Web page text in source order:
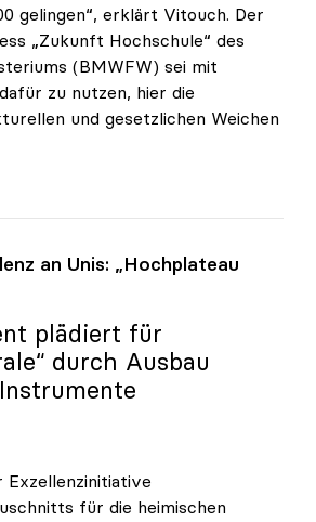
gelingen“, erklärt Vitouch. Der
„Zukunft Hochschule“ des
(BMWFW) sei mit
zu nutzen, hier die
und gesetzlichen Weichen
„Bei Status quo kein Sprung
an Unis: „Hochplateau
plädiert für
durch Ausbau
Exzellenzinitiative
für die heimischen